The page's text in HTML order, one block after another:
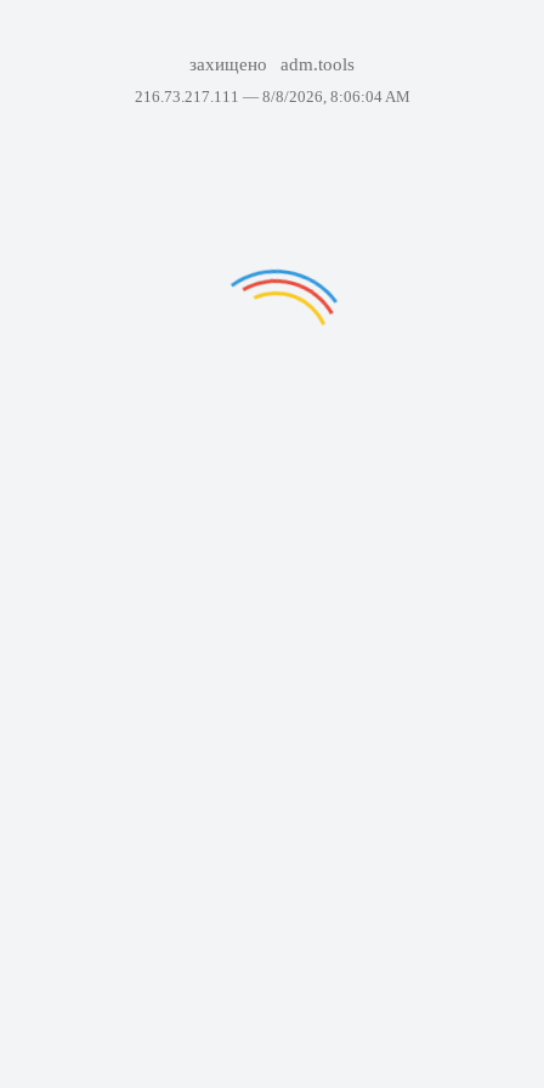
захищено adm.tools
216.73.217.111 — 8/8/2026, 8:06:04 AM